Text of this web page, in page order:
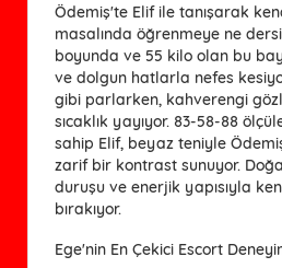
Ödemiş'te Elif ile tanışarak
masalında öğrenmeye ne
boyunda ve 55 kilo olan bu
ve dolgun hatlarla nefes
gibi parlarken, kahverengi
sıcaklık yayıyor. 83-58-88
sahip Elif, beyaz teniyle
zarif bir kontrast sunuyor.
duruşu ve enerjik yapısıyla
bırakıyor.
Ege'nin En Çekici Escort